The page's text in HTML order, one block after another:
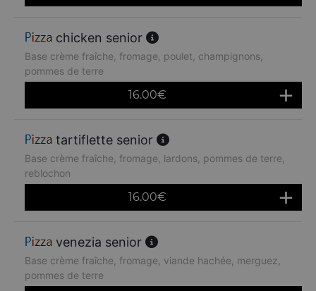
chicken senior
Base crème fraîche, fromage, poulet, champignons,
pommes de terre
16.00€
tartiflette senior
Base crème fraîche, fromage, lardons, pommes de terre,
reblochon
16.00€
venezia senior
Base crème fraîche, fromage, viande hachée, merguez,
pommes de terre